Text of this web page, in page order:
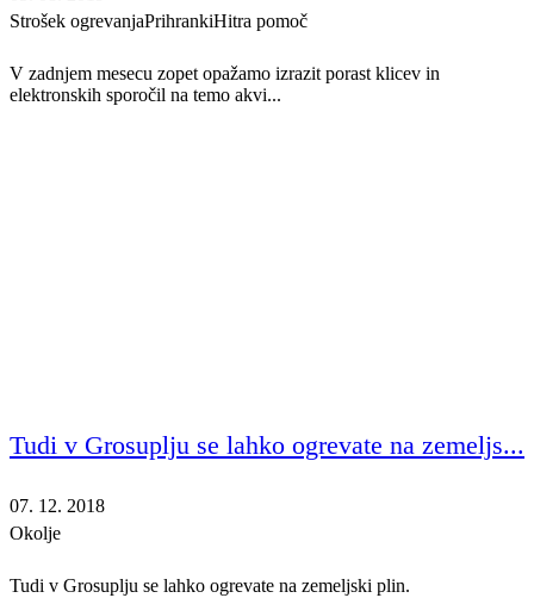
Strošek ogrevanjaPrihrankiHitra pomoč
V zadnjem mesecu zopet opažamo izrazit porast klicev in
elektronskih sporočil na temo akvi...
Tudi v Grosuplju se lahko ogrevate na zemeljs...
07. 12. 2018
Okolje
Tudi v Grosuplju se lahko ogrevate na zemeljski plin.